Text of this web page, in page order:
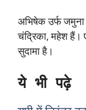
अभिषेक उर्फ जमुना
चंद्रिका, महेश हैं।
सुदामा है।
ये भी पढ़े